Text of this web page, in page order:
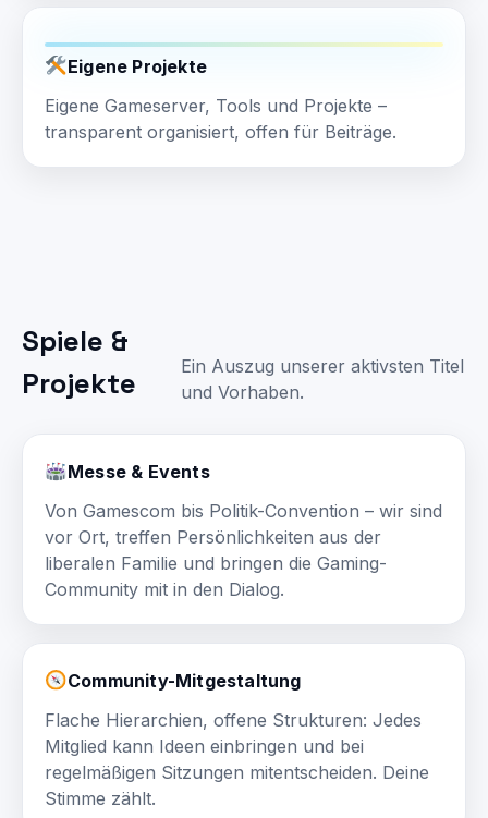
Eigene Projekte
Eigene Gameserver, Tools und Projekte –
transparent organisiert, offen für Beiträge.
Spiele &
Projekte
Ein Auszug unserer aktivsten Titel
und Vorhaben.
Messe & Events
Von Gamescom bis Politik-Convention – wir sind
vor Ort, treffen Persönlichkeiten aus der
liberalen Familie und bringen die Gaming-
Community mit in den Dialog.
Community-Mitgestaltung
Flache Hierarchien, offene Strukturen: Jedes
Mitglied kann Ideen einbringen und bei
regelmäßigen Sitzungen mitentscheiden. Deine
Stimme zählt.